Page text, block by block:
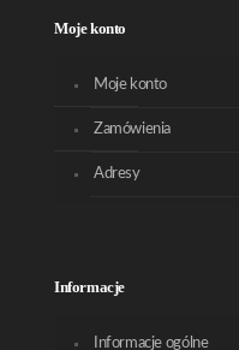
Moje konto
Moje konto
Zamówienia
Adresy
Informacje
Informacje ogólne